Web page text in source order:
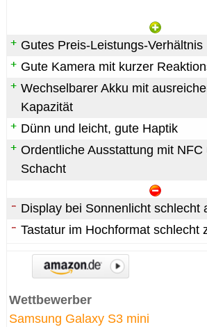
Gutes Preis-Leistungs-Verhältnis
Gute Kamera mit kurzer
Wechselbarer Akku mit
Kapazität
Dünn und leicht, gute Haptik
Ordentliche Ausstattung mit
Schacht
Display bei Sonnenlicht schlecht
Tastatur im Hochformat schlecht
Wettbewerber
Samsung Galaxy S3 mini